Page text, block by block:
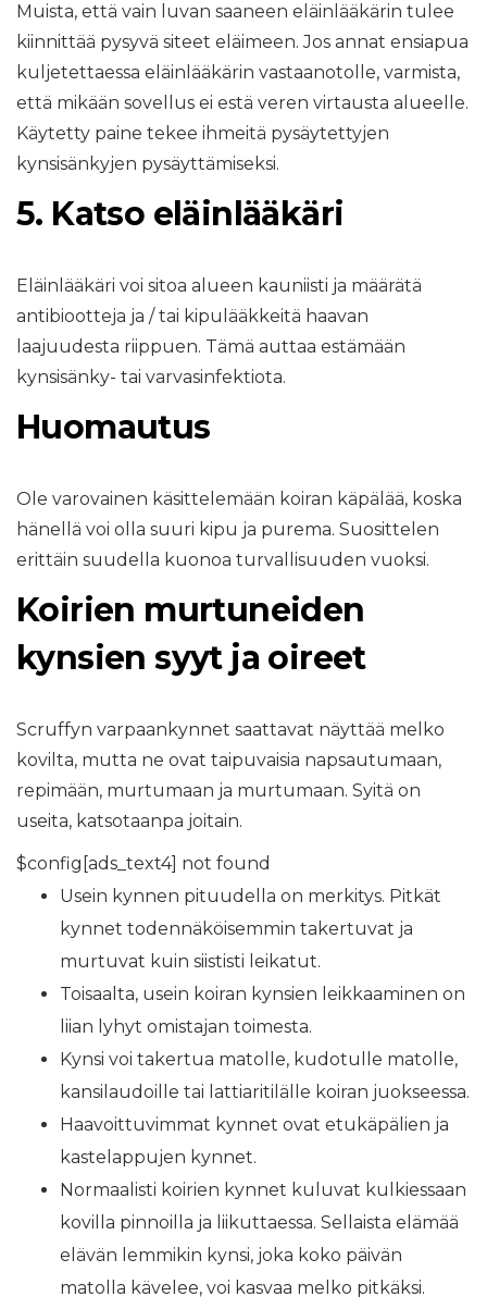
Muista, että vain luvan saaneen eläinlääkärin tulee
kiinnittää pysyvä siteet eläimeen. Jos annat ensiapua
kuljetettaessa eläinlääkärin vastaanotolle, varmista,
että mikään sovellus ei estä veren virtausta alueelle.
Käytetty paine tekee ihmeitä pysäytettyjen
kynsisänkyjen pysäyttämiseksi.
5. Katso eläinlääkäri
Eläinlääkäri voi sitoa alueen kauniisti ja määrätä
antibiootteja ja / tai kipulääkkeitä haavan
laajuudesta riippuen. Tämä auttaa estämään
kynsisänky- tai varvasinfektiota.
Huomautus
Ole varovainen käsittelemään koiran käpälää, koska
hänellä voi olla suuri kipu ja purema. Suosittelen
erittäin suudella kuonoa turvallisuuden vuoksi.
Koirien murtuneiden
kynsien syyt ja oireet
Scruffyn varpaankynnet saattavat näyttää melko
kovilta, mutta ne ovat taipuvaisia ​​napsautumaan,
repimään, murtumaan ja murtumaan. Syitä on
useita, katsotaanpa joitain.
$config[ads_text4] not found
Usein kynnen pituudella on merkitys. Pitkät
kynnet todennäköisemmin takertuvat ja
murtuvat kuin siististi leikatut.
Toisaalta, usein koiran kynsien leikkaaminen on
liian lyhyt omistajan toimesta.
Kynsi voi takertua matolle, kudotulle matolle,
kansilaudoille tai lattiaritilälle koiran juokseessa.
Haavoittuvimmat kynnet ovat etukäpälien ja
kastelappujen kynnet.
Normaalisti koirien kynnet kuluvat kulkiessaan
kovilla pinnoilla ja liikuttaessa. Sellaista elämää
elävän lemmikin kynsi, joka koko päivän
matolla kävelee, voi kasvaa melko pitkäksi.